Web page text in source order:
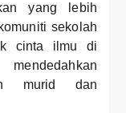
yang lebih
sekolah
cinta ilmu di
murid dan